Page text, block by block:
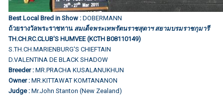
Best Local Bred in Show : DOBERMANN
ถ้วยรางวัลพระราชทาน สมเด็จพระเทพรัตนราชสุดาฯ สยามบรมราชกุมารี
TH.CH.RC.CLUB'S HUMVEE (KCTH B08110149)
S.TH.CH.MARIENBURG'S CHIEFTAIN
D.VALENTINA DE BLACK SHADOW
Breeder : MR.PRACHA KUSALANUKHUN
Owner : MR.KITTAWAT KOMTANANON
Judge : Mr.John Stanton (New Zealand)